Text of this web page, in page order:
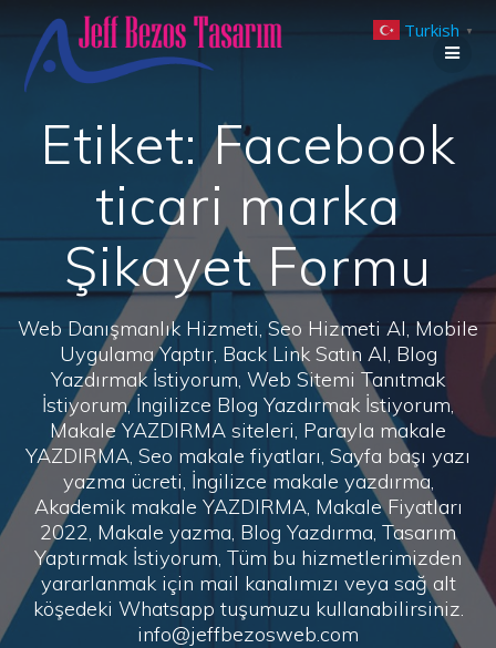
to
Etiket:Facebook
ticari marka
Şikayet Formu
Web Danışmanlık Hizmeti, Seo Hizmeti Al, Mobile
Uygulama Yaptır, Back Link Satın Al, Blog
Yazdırmak İstiyorum, Web Sitemi Tanıtmak
İstiyorum, İngilizce Blog Yazdırmak İstiyorum,
Makale YAZDIRMA siteleri, Parayla makale
YAZDIRMA, Seo makale fiyatları, Sayfa başı yazı
yazma ücreti, İngilizce makale yazdırma,
Akademik makale YAZDIRMA, Makale Fiyatları
2022, Makale yazma, Blog Yazdırma, Tasarım
Yaptırmak İstiyorum, Tüm bu hizmetlerimizden
yararlanmak için mail kanalımızı veya sağ alt
köşedeki Whatsapp tuşumuzu kullanabilirsiniz.
info@jeffbezosweb.com
Turkish ▼